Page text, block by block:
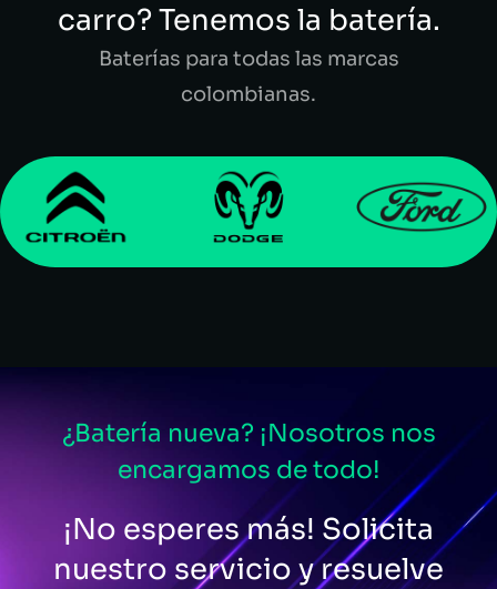
carro? Tenemos la batería.
Baterías para todas las marcas
colombianas.
¿Batería nueva? ¡Nosotros nos
encargamos de todo!
¡No esperes más! Solicita
nuestro servicio y resuelve